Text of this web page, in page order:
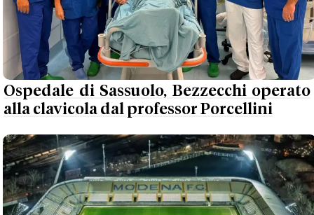
Ospedale di Sassuolo, Bezzecchi operato
alla clavicola dal professor Porcellini